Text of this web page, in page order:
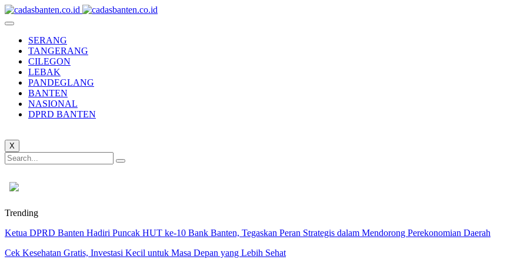
SERANG
TANGERANG
CILEGON
LEBAK
PANDEGLANG
BANTEN
NASIONAL
DPRD BANTEN
X
Trending
Ketua DPRD Banten Hadiri Puncak HUT ke-10 Bank Banten, Tegaskan Peran Strategis dalam Mendorong Perekonomian Daerah
Cek Kesehatan Gratis, Investasi Kecil untuk Masa Depan yang Lebih Sehat